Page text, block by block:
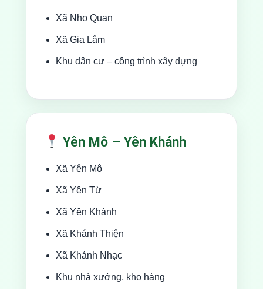
Xã Nho Quan
Xã Gia Lâm
Khu dân cư – công trình xây dựng
Yên Mô – Yên Khánh
Xã Yên Mô
Xã Yên Từ
Xã Yên Khánh
Xã Khánh Thiện
Xã Khánh Nhạc
Khu nhà xưởng, kho hàng